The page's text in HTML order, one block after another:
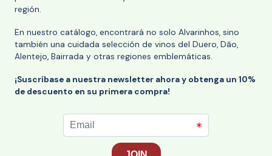
región.
En nuestro catálogo, encontrará no solo Alvarinhos, sino
también una cuidada selección de vinos del Duero, Dão,
Alentejo, Bairrada y otras regiones emblemáticas.
¡Suscríbase a nuestra newsletter ahora y obtenga un 10%
de descuento en su primera compra!